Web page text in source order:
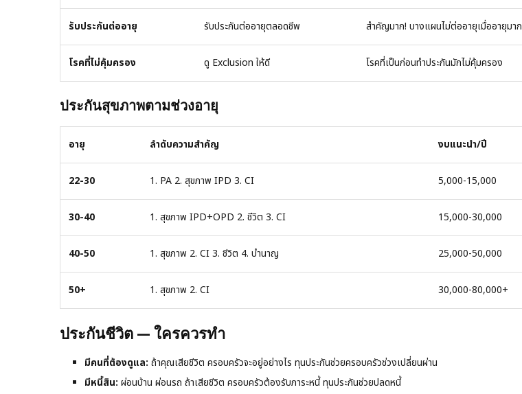
รับประกันต่ออายุ รับประกันต่ออายุตลอดชีพ สำคัญมาก! บางแผนไม่ต่ออายุเมื่ออายุมาก
โรคที่ไม่คุ้มครอง ดู Exclusion ให้ดี โรคที่เป็นก่อนทำประกันมักไม่คุ้มครอง
ประกันสุขภาพตามช่วงอายุ
อายุ ลำดับความสำคัญ งบแนะนำ/ปี
22-30 1. PA 2. สุขภาพ IPD 3. CI 5,000-15,000
30-40 1. สุขภาพ IPD+OPD 2. ชีวิต 3. CI 15,000-30,000
40-50 1. สุขภาพ 2. CI 3. ชีวิต 4. บำนาญ 25,000-50,000
50+ 1. สุขภาพ 2. CI 30,000-80,000+
ประกันชีวิต — ใครควรทำ
มีคนที่ต้องดูแล: ถ้าคุณเสียชีวิต ครอบครัวจะอยู่อย่างไร ทุนประกันช่วยครอบครัวช่วงเปลี่ยนผ่าน
มีหนี้สิน: ผ่อนบ้าน ผ่อนรถ ถ้าเสียชีวิต ครอบครัวต้องรับภาระหนี้ ทุนประกันช่วยปลดหนี้